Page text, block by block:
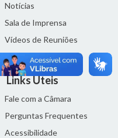
Notícias
Sala de Imprensa
Vídeos de Reuniões
Solenidades
Links Úteis
Fale com a Câmara
Perguntas Frequentes
Acessibilidade